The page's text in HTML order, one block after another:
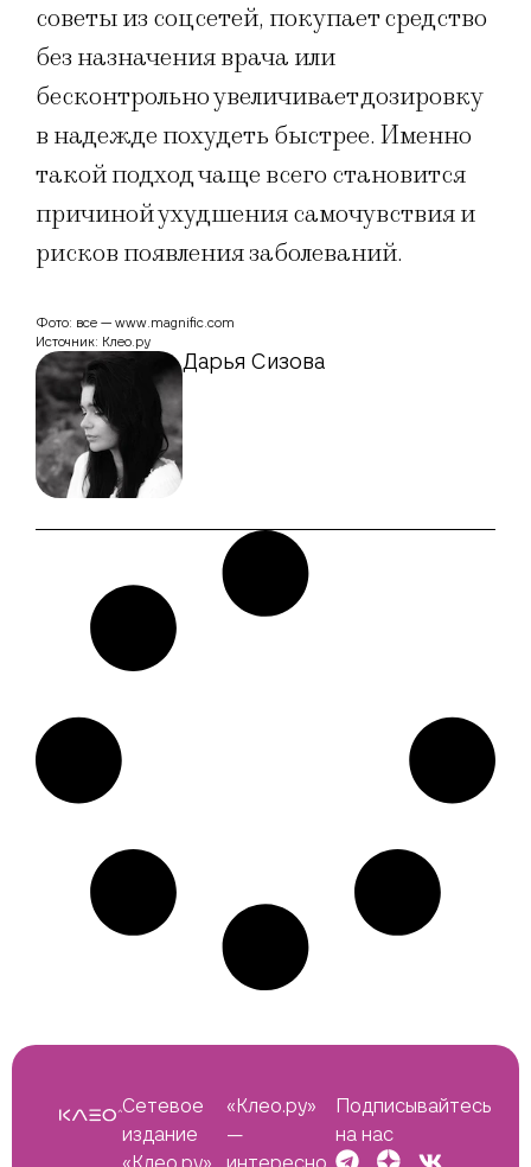
советы из соцсетей, покупает средство
без назначения врача или
бесконтрольно увеличивает дозировку
в надежде похудеть быстрее. Именно
такой подход чаще всего становится
причиной ухудшения самочувствия и
рисков появления заболеваний.
Дарья Сизова
Фото: все — www.magnific.com
Источник: Клео.ру
Сетевое
издание
«Клео.ру»
—
Подписывайтесь
на нас